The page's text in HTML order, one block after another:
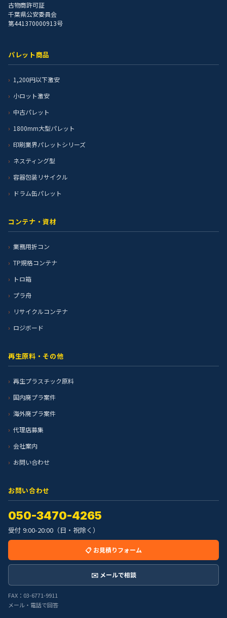
古物商許可証
千葉県公安委員会
第441370000913号
パレット商品
1,200円以下激安
小ロット激安
中古パレット
1800mm大型パレット
印刷業界パレットシリーズ
ネスティング型
容器包装リサイクル
ドラム缶パレット
コンテナ・資材
業務用折コン
TP規格コンテナ
トロ箱
プラ舟
リサイクルコンテナ
ロジボード
再生原料・その他
再生プラスチック原料
国内廃プラ案件
海外廃プラ案件
代理店募集
会社案内
お問い合わせ
お問い合わせ
050-3470-4265
受付 9:00-20:00（日・祝除く）
📋 お見積りフォーム
✉️ メールで相談
FAX：03-6771-9911
メール・電話で回答